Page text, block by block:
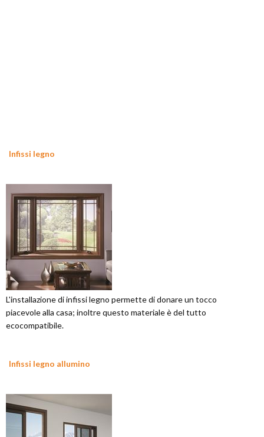
Infissi legno
L'installazione di infissi legno permette di donare un tocco
piacevole alla casa; inoltre questo materiale è del tutto
ecocompatibile.
Infissi legno allumino